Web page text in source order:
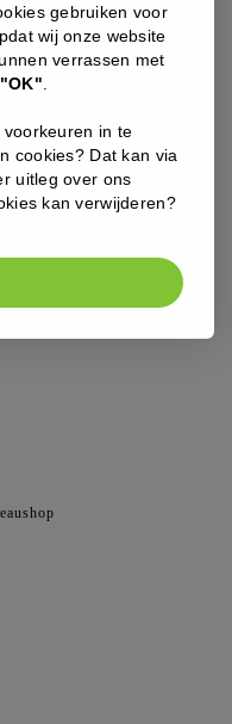
SKIN
waarde!
anti-aging, verlicht
Alles wat je nodig hebt
gebruiken voor
wij onze website
verrassen met
"OK"
in te
cookies? Dat kan via
uitleg over ons
kan verwijderen?